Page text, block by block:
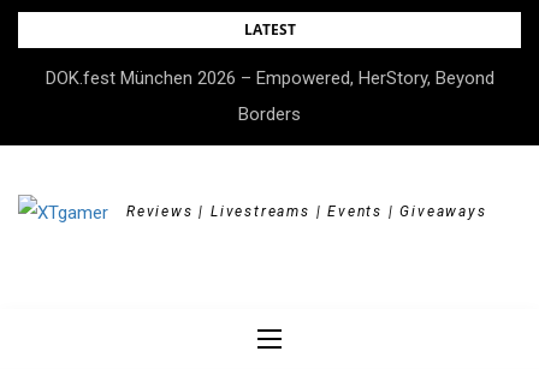
Skip
content
LATEST
DOK.fest München 2026 – Empowered, HerStory, Beyond
Borders
Reviews | Livestreams | Events | Giveaways